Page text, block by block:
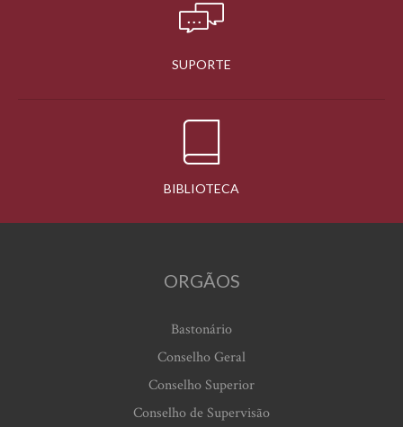
SUPORTE
BIBLIOTECA
ORGÃOS
Bastonário
Conselho Geral
Conselho Superior
Conselho de Supervisão